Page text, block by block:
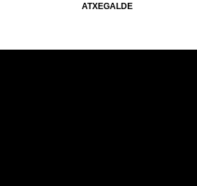
ATXEGALDE